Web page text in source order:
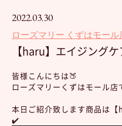
2022.03.30
ローズマリー くずはモール
【haru】エイジング
皆様こんにちは🍑
ローズマリーくずはモール
本日ご紹介致します商品は
✔️